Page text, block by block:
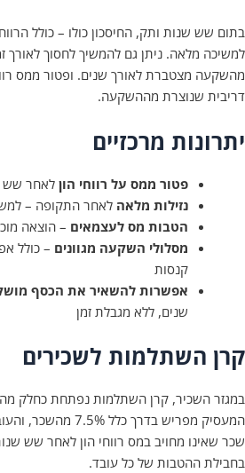
שנות ותק, החיסכון כולו – כולל הרווחים –
מלאה. ניתן גם להמשיך לחסוך לאורך זמן ללא
שנוצרת מההשקעה.
מרכזיים
פטור ממס על רווחי הוןלאחר שש שנות
נזילות מלאה לאחר התקופה – למשיכה
הטבות מס לעצמאים– הוצאה מוכרת
מסלולי השקעה מגוונים– כולל אפשרות
אפשרות להשאיר את הכסף מושקע
שנים, ללא מגבלת זמן
השתלמות לשכירים
השכיר, קרן השתלמות נפתחת כחלק מהסכם
מחויב במס רווחי הון לאחר שש שנות
ההטבות של כל עובד.